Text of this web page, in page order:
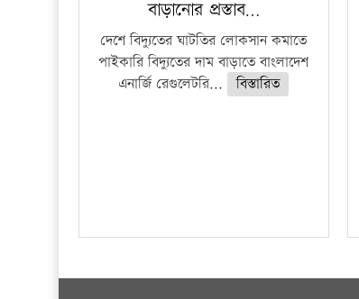
বাড়ানোর প্রস্তাব…
দেশে বিদ্যুতের ঘাটতির লোকসান কমাতে
পাইকারি বিদ্যুতের দাম বাড়াতে বাংলাদেশ
এনার্জি রেগুলেটরি...
বিস্তারিত